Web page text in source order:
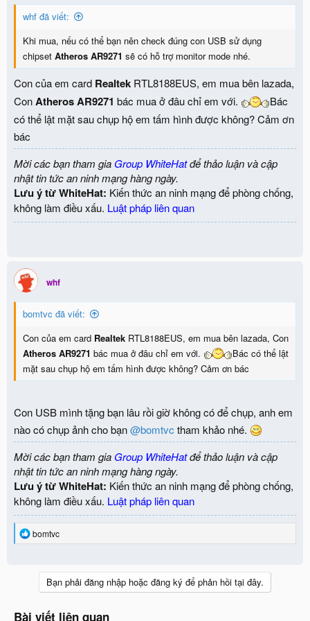
n
s
whf đã viết:
Khi mua, nếu có thể bạn nên check đúng con USB sử dụng
chipset Atheros AR9271 sẽ có hỗ trợ monitor mode nhé.
Con của em card Realtek RTL8188EUS, em mua bên lazada,
ConAtheros AR9271 bác mua ở đâu chỉ em với.
Bác
có thể lật mặt sau chụp hộ em tấm hình được không? Cảm ơn
bác
Mời các bạn tham gia Group WhiteHatđể thảo luận và cập
nhật tin tức an ninh mạng hàng ngày.
Lưu ý từ WhiteHat: Kiến thức an ninh mạng để phòng chống,
không làm điều xấu. Luật pháp liên quan
whf
bomtvc đã viết:
Con của em card Realtek RTL8188EUS, em mua bên lazada, Con
Atheros AR9271 bác mua ở đâu chỉ em với.
Bác có thể lật
mặt sau chụp hộ em tấm hình được không? Cảm ơn bác
Con USB mình tặng bạn lâu rồi giờ không có để chụp, anh em
nào có chụp ảnh cho bạn@bomtvc tham khảo nhé.
Mời các bạn tham gia Group WhiteHatđể thảo luận và cập
nhật tin tức an ninh mạng hàng ngày.
Lưu ý từ WhiteHat: Kiến thức an ninh mạng để phòng chống,
không làm điều xấu. Luật pháp liên quan
R
bomtvc
Bạn phải đăng nhập hoặc đăng ký để phản hồi tại đây.
Bài viết liên quan